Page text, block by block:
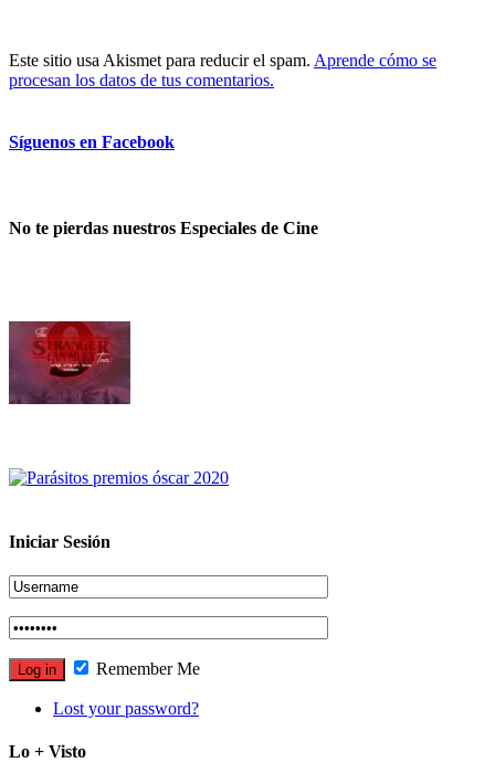
Este sitio usa Akismet para reducir el spam. Aprende cómo se
procesan los datos de tus comentarios.
Síguenos en Facebook
No te pierdas nuestros Especiales de Cine
Iniciar Sesión
Remember Me
Lost your password?
Lo + Visto